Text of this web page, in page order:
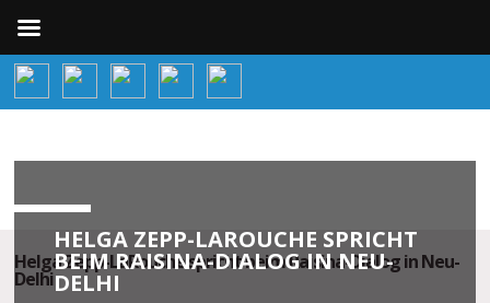
Helga Zepp-LaRouche spricht beim Raisina-Dialog in Neu-
Delhi
HELGA ZEPP-LAROUCHE SPRICHT
BEIM RAISINA-DIALOG IN NEU-
DELHI